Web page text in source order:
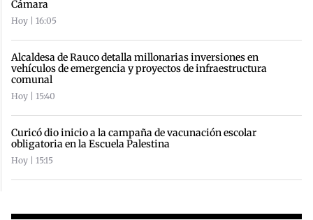
Cámara
Hoy | 16:05
Alcaldesa de Rauco detalla millonarias inversiones en
vehículos de emergencia y proyectos de infraestructura
comunal
Hoy | 15:40
Curicó dio inicio a la campaña de vacunación escolar
obligatoria en la Escuela Palestina
Hoy | 15:15